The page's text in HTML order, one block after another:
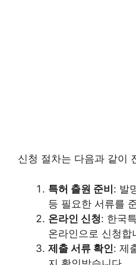
신청 절차는 다음과 같이
특허 출원 준비: 발
등 필요한 서류를
온라인 신청: 한국
온라인으로 신청합
제출 서류 확인: 제